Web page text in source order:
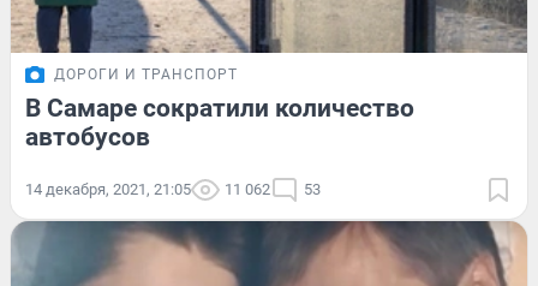
ДОРОГИ И ТРАНСПОРТ
В Самаре сократили количество
автобусов
14 декабря, 2021, 21:05 11 062 53